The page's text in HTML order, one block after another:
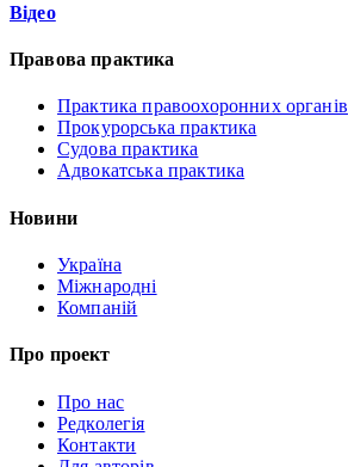
Відео
Правова практика
Практика правоохоронних органів
Прокурорська практика
Судова практика
Адвокатська практика
Новини
Україна
Міжнародні
Компаній
Про проект
Про нас
Редколегія
Контакти